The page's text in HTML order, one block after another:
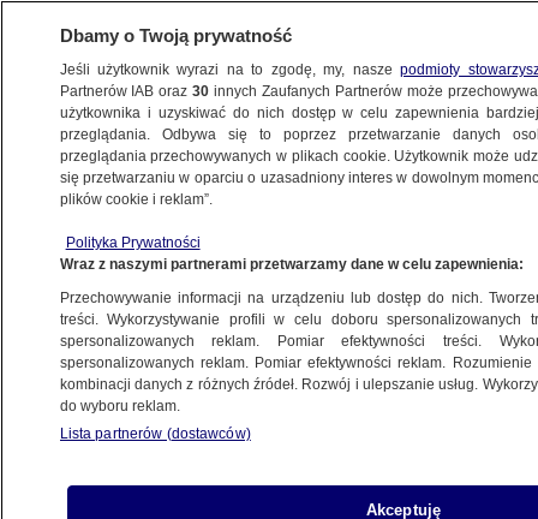
METEO
ŚWIAT
kasztanowce
11.08.2025, 07:50Aktualizacja:11.08.2025, 15:40
Udostępnij
Dbamy o Twoją prywatność
Jeśli użytkownik wyrazi na to zgodę, my, naszepodmioty
Partnerów IAB oraz30 innych Zaufanych Partnerów może
użytkownika i uzyskiwać do nich dostęp w celu zapewnienia
przeglądania. Odbywa się to poprzez przetwarzanie danych
przeglądania przechowywanych w plikach cookie. Użytkownik może
się przetwarzaniu w oparciu o uzasadniony interes w dowolnym
plików cookie i reklam”.
Polityka Prywatności
Wraz z naszymi partnerami przetwarzamy dane w celu zapewnienia:
Przechowywanie informacji na urządzeniu lub dostęp do nich.
treści. Wykorzystywanie profili w celu doboru spersonalizowanych
spersonalizowanych reklam. Pomiar efektywności treści.
spersonalizowanych reklam. Pomiar efektywności reklam.
kombinacji danych z różnych źródeł. Rozwój i ulepszanie usług.
do wyboru reklam.
Lista partnerów (dostawców)
Akceptuję